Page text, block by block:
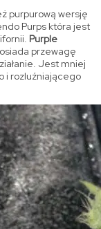
purpurową wersję
Purps która jest
Purple
przewagę
Jest mniej
i rozluźniającego